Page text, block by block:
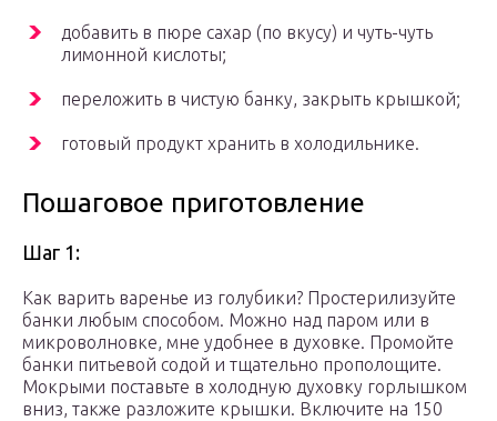
добавить в пюре сахар (по вкусу) и чуть-чуть
лимонной кислоты;
переложить в чистую банку, закрыть крышкой;
готовый продукт хранить в холодильнике.
Пошаговое приготовление
Шаг 1:
Как варить варенье из голубики? Простерилизуйте
банки любым способом. Можно над паром или в
микроволновке, мне удобнее в духовке. Промойте
банки питьевой содой и тщательно прополощите.
Мокрыми поставьте в холодную духовку горлышком
вниз, также разложите крышки. Включите на 150